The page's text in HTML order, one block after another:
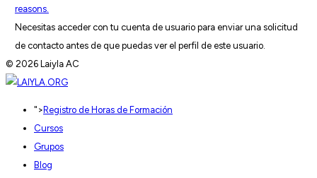
reasons.
Necesitas acceder con tu cuenta de usuario para enviar una solicitud
de contacto antes de que puedas ver el perfil de este usuario.
© 2026 Laiyla AC
"> Registro de Horas de Formación
Cursos
Grupos
Blog